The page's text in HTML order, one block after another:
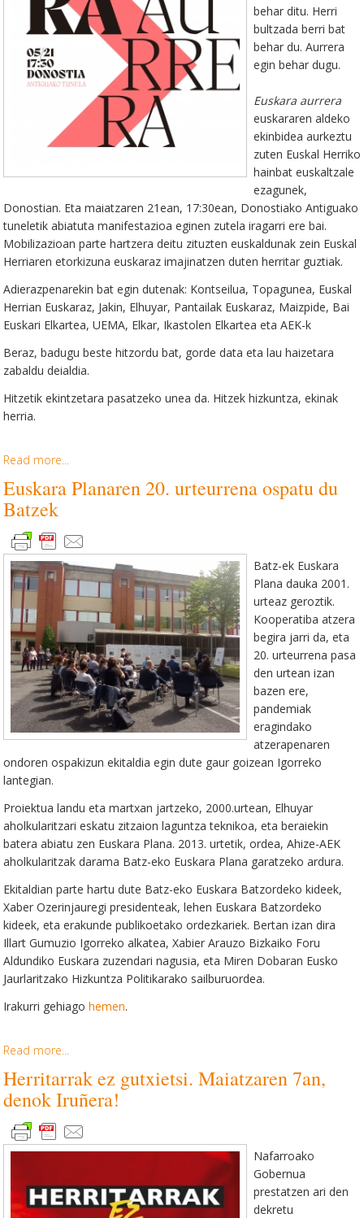
behar ditu. Herri
bultzada berri bat
behar du. Aurrera
egin behar dugu.
Euskara aurrera
euskararen aldeko
ekinbidea aurkeztu
zuten Euskal Herriko
hainbat euskaltzale
ezagunek,
Donostian. Eta maiatzaren 21ean, 17:30ean, Donostiako Antiguako
tuneletik abiatuta manifestazioa eginen zutela iragarri ere bai.
Mobilizazioan parte hartzera deitu zituzten euskaldunak zein Euskal
Herriaren etorkizuna euskaraz imajinatzen duten herritar guztiak.
Adierazpenarekin bat egin dutenak: Kontseilua, Topagunea, Euskal
Herrian Euskaraz, Jakin, Elhuyar, Pantailak Euskaraz, Maizpide, Bai
Euskari Elkartea, UEMA, Elkar, Ikastolen Elkartea eta AEK-k
Beraz, badugu beste hitzordu bat, gorde data eta lau haizetara
zabaldu deialdia.
Hitzetik ekintzetara pasatzeko unea da. Hitzek hizkuntza, ekinak
herria.
Read more...
Euskara Planaren 20. urteurrena ospatu du
Batzek
Batz-ek Euskara
Plana dauka 2001.
urteaz geroztik.
Kooperatiba atzera
begira jarri da, eta
20. urteurrena pasa
den urtean izan
bazen ere,
pandemiak
eragindako
atzerapenaren
ondoren ospakizun ekitaldia egin dute gaur goizean Igorreko
lantegian.
Proiektua landu eta martxan jartzeko, 2000.urtean, Elhuyar
aholkularitzari eskatu zitzaion laguntza teknikoa, eta beraiekin
batera abiatu zen Euskara Plana. 2013. urtetik, ordea, Ahize-AEK
aholkularitzak darama Batz-eko Euskara Plana garatzeko ardura.
Ekitaldian parte hartu dute Batz-eko Euskara Batzordeko kideek,
Xaber Ozerinjauregi presidenteak, lehen Euskara Batzordeko
kideek, eta erakunde publikoetako ordezkariek. Bertan izan dira
Illart Gumuzio Igorreko alkatea, Xabier Arauzo Bizkaiko Foru
Aldundiko Euskara zuzendari nagusia, eta Miren Dobaran Eusko
Jaurlaritzako Hizkuntza Politikarako sailburuordea.
Irakurri gehiago hemen.
Read more...
Herritarrak ez gutxietsi. Maiatzaren 7an,
denok Iruñera!
Nafarroako
Gobernua
prestatzen ari den
dekretu